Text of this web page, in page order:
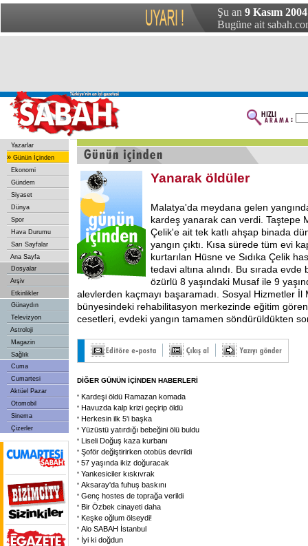
Şu an 9 Kasım
Bugüne ait
Yazarlar
» Günün İçinden
Ekonomi
Gündem
Siyaset
Dünya
Spor
Hava Durumu
Sarı Sayfalar
Ana Sayfa
Dosyalar
Arşiv
Etkinlikler
Günaydın
Televizyon
Astroloji
Magazin
Sağlık
Cuma
Cumartesi
Aktüel Pazar
Otomobil
Sinema
Çizerler
Yanarak öldüler
Malatya'da meydana gelen
kardeş yanarak can verdi. Taştepe
Çelik'e ait tek katlı ahşap binada
yangın çıktı. Kısa sürede tüm evi
kurtarılan Hüsne ve Sıdıka Çelik
tedavi altına alındı. Bu sırada
özürlü 8 yaşındaki Musaf ile 9
alevlerden kaçmayı başaramadı. Sosyal Hizmetler İl
bünyesindeki rehabilitasyon merkezinde eğitim
cesetleri, evdeki yangın tamamen söndürüldükten
DİĞER GÜNÜN İÇİNDEN HABERLERİ
Kardeşi öldü Ramazan komada
Havuzda kalp krizi geçirip öldü
Herkesin ilk 5'i başka
Yüzüstü yatırdığı bebeğini ölü buldu
Liseli Doğuş kaza kurbanı
Şoför değiştirirken otobüs devrildi
57 yaşında ikiz doğuracak
Yankesiciler kıskıvrak
Aksaray'da fuhuş baskını
Genç hostes de toprağa verildi
Bir Özbek cinayeti daha
Keşke oğlum ölseydi!
Alo SABAH İstanbul
İyi ki doğdun